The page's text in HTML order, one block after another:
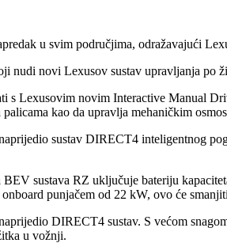
u svim područjima, odražavajući
nudi novi Lexusov sustav upravljanja po
s Lexusovim novim Interactive Manual
kao da upravlja mehaničkim
sustav DIRECT4 inteligentnog
sustava RZ uključuje bateriju
punjačem od 22 kW, ovo će
DIRECT4 sustav. S većom
u vožnji.